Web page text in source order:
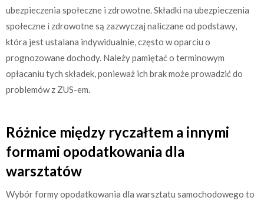
ubezpieczenia społeczne i zdrowotne. Składki na ubezpieczenia
społeczne i zdrowotne są zazwyczaj naliczane od podstawy,
która jest ustalana indywidualnie, często w oparciu o
prognozowane dochody. Należy pamiętać o terminowym
opłacaniu tych składek, ponieważ ich brak może prowadzić do
problemów z ZUS-em.
Różnice między ryczałtem a innymi
formami opodatkowania dla
warsztatów
Wybór formy opodatkowania dla warsztatu samochodowego to